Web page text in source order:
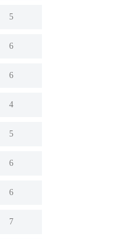
5
6
6
4
5
6
6
7